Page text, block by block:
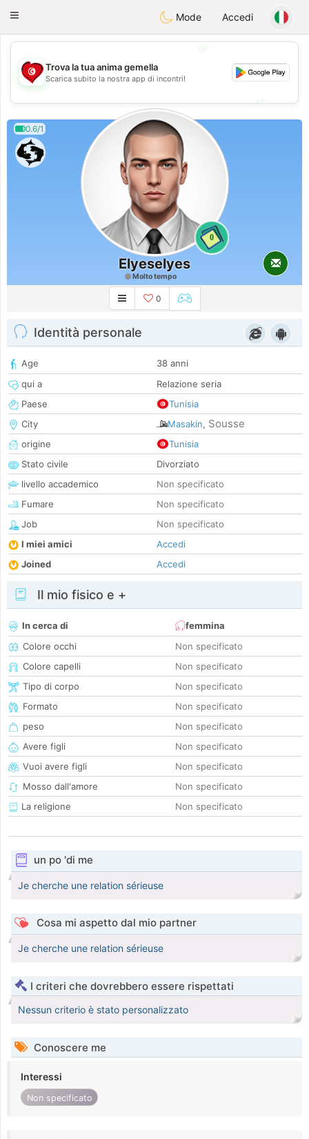
Tunisia Dating
Toggle
Mode Accedi
💖
💕
Trova la tua anima gemella
Scarica subito la nostra app di incontri!
0.6/1
0
Elyeselyes
Molto tempo
0
Identità personale
Age
38 anni
qui a
Relazione seria
Paese
Tunisia
City
Masakin, Sousse
origine
Tunisia
Stato civile
Divorziato
livello accademico
Non specificato
Fumare
Non specificato
Job
Non specificato
I miei amici
Accedi
Joined
Accedi
Il mio fisico e +
In cerca di
femmina
Colore occhi
Non specificato
Colore capelli
Non specificato
Tipo di corpo
Non specificato
Formato
Non specificato
peso
Non specificato
Avere figli
Non specificato
Vuoi avere figli
Non specificato
Mosso dall'amore
Non specificato
La religione
Non specificato
un po 'di me
Je cherche une relation sérieuse
Cosa mi aspetto dal mio partner
Je cherche une relation sérieuse
I criteri che dovrebbero essere rispettati
Nessun criterio è stato personalizzato
Conoscere me
Interessi
Non specificato